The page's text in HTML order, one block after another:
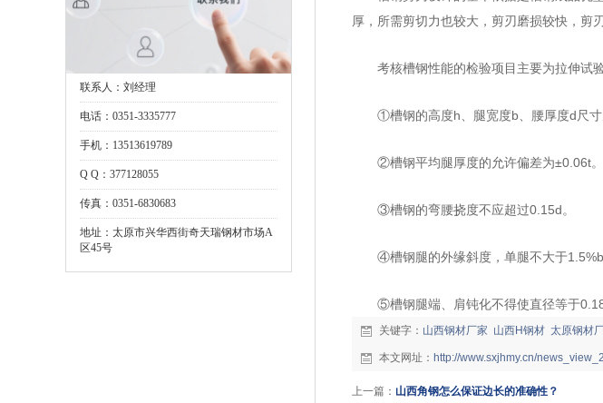
联系人：刘经理
电话：0351-3335777
手机：13513619789
Q Q：377128055
传真：0351-6830683
地址：太原市兴华西街奇天瑞钢材市场A
区45号
厚，所需剪切力也较大，剪刃磨损较快，剪
考核槽钢性能的检验项目主要为拉伸试
①槽钢的高度h、腿宽度b、腰厚度d尺寸
②槽钢平均腿厚度的允许偏差为±0.06t。
③槽钢的弯腰挠度不应超过0.15d。
④槽钢腿的外缘斜度，单腿不大于1.5%b
⑤槽钢腿端、肩钝化不得使直径等于
关键字： 山西钢材厂家 山西H钢材 太原钢材
本文网址： http://www.sxjhmy.cn/
上一篇： 山西角钢怎么保证边长的准确性？